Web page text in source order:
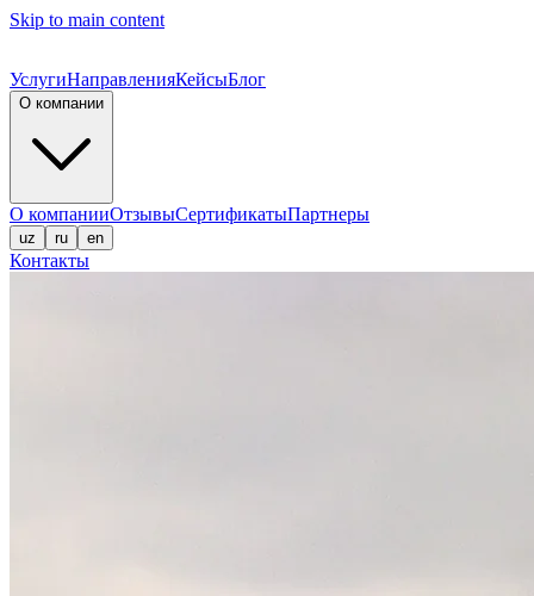
Skip to main content
УслугиНаправленияКейсыБлог
О компании
О компанииОтзывыСертификатыПартнеры
uz ru en
Контакты